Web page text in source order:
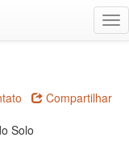
Compartilhar
Solo